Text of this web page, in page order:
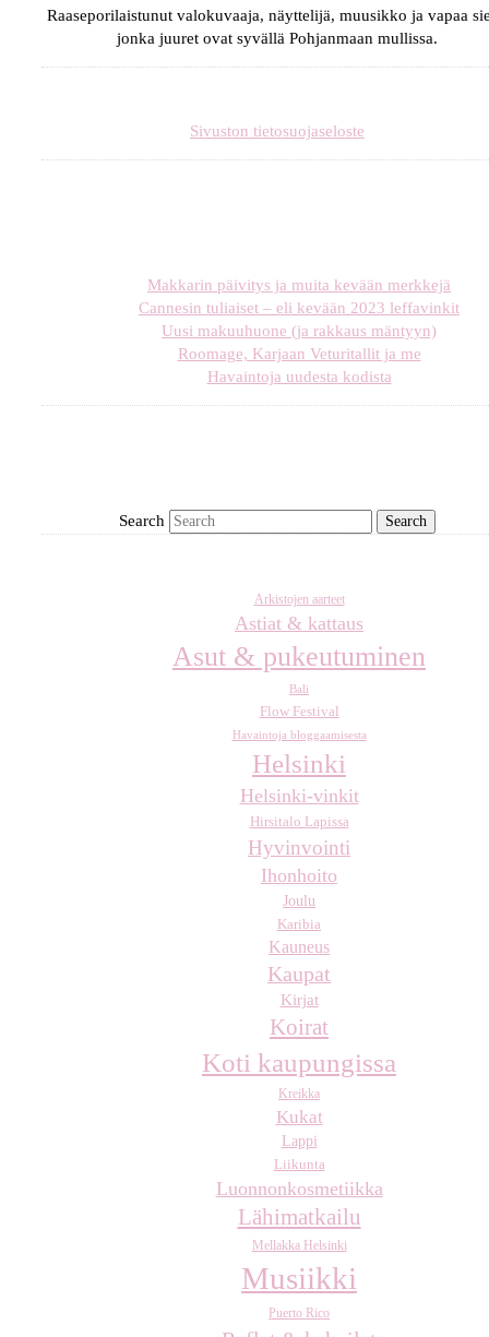
Raaseporilaistunut valokuvaaja, näyttelijä, muusikko ja vapaa
jonka juuret ovat syvällä Pohjanmaan mullissa.
Sivuston tietosuojaseloste
Makkarin päivitys ja muita kevään merkkejä
Cannesin tuliaiset – eli kevään 2023 leffavinkit
Uusi makuuhuone (ja rakkaus mäntyyn)
Roomage, Karjaan Veturitallit ja me
Havaintoja uudesta kodista
Search
Arkistojen aarteet
Astiat & kattaus
Asut & pukeutuminen
Bali
Flow Festival
Havaintoja bloggaamisesta
Helsinki
Helsinki-vinkit
Hirsitalo Lapissa
Hyvinvointi
Ihonhoito
Joulu
Karibia
Kauneus
Kaupat
Kirjat
Koirat
Koti kaupungissa
Kreikka
Kukat
Lappi
Liikunta
Luonnonkosmetiikka
Lähimatkailu
Mellakka Helsinki
Musiikki
Puerto Rico